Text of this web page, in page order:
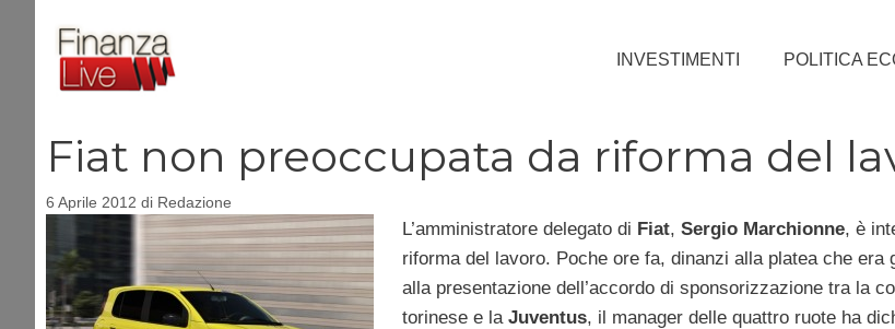
contenuto
INVESTIMENTI POLITICA
Fiat non preoccupata da riforma del
6 Aprile 2012 di Redazione
L’amministratore delegato di Fiat, Sergio Marchionne, è
riforma del lavoro. Poche ore fa, dinanzi alla platea che era
alla presentazione dell’accordo di sponsorizzazione tra la
torinese e la Juventus, il manager delle quattro ruote ha